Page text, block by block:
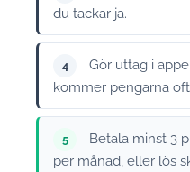
du tackar ja.
4
Gör uttag i
kommer pengarna
5
Betala minst 3
per månad, eller lös